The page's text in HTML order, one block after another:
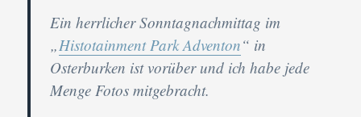
Ein herrlicher Sonntagnachmittag im
„Histotainment Park Adventon“ in
Osterburken ist vorüber und ich habe jede
Menge Fotos mitgebracht.